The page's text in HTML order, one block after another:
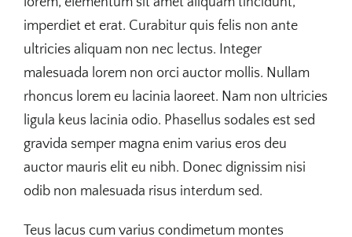
imperdiet et erat. Curabitur quis felis non ante
ultricies aliquam non nec lectus. Integer
malesuada lorem non orci auctor mollis. Nullam
rhoncus lorem eu lacinia laoreet. Nam non ultricies
ligula keus lacinia odio. Phasellus sodales est sed
gravida semper magna enim varius eros deu
auctor mauris elit eu nibh. Donec dignissim nisi
odib non malesuada risus interdum sed.
Teus lacus cum varius condimetum montes